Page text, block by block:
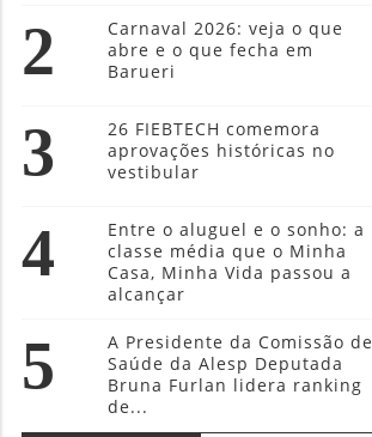
2
Carnaval 2026: veja o que
abre e o que fecha em
Barueri
3
26 FIEBTECH comemora
aprovações históricas no
vestibular
4
Entre o aluguel e o sonho: a
classe média que o Minha
Casa, Minha Vida passou a
alcançar
5
A Presidente da Comissão de
Saúde da Alesp Deputada
Bruna Furlan lidera ranking
de...